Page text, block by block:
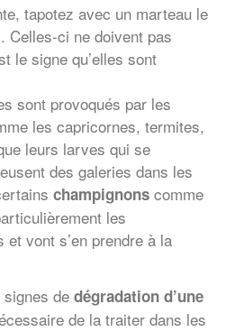
tapotez avec un marteau le
Celles-ci ne doivent pas
le signe qu’elles sont
sont provoqués par les
les capricornes, termites,
leurs larves qui se
des galeries dans les
champignons comme
les
vont s’en prendre à la
de dégradation d’une
de la traiter dans les